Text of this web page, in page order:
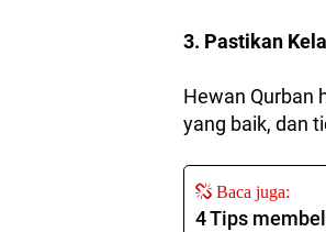
3. Pastikan
Hewan Qurban
yang baik, dan
Baca juga:
4 Tips